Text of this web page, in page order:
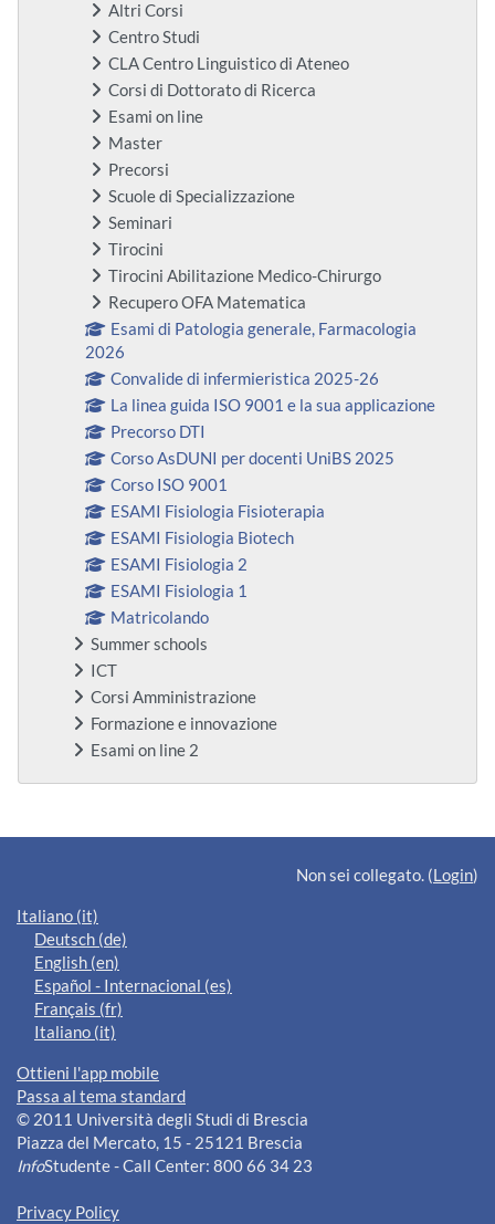
Altri Corsi
Centro Studi
CLA Centro Linguistico di Ateneo
Corsi di Dottorato di Ricerca
Esami on line
Master
Precorsi
Scuole di Specializzazione
Seminari
Tirocini
Tirocini Abilitazione Medico-Chirurgo
Recupero OFA Matematica
Esami di Patologia generale, Farmacologia
2026
Convalide di infermieristica 2025-26
La linea guida ISO 9001 e la sua applicazione
Precorso DTI
Corso AsDUNI per docenti UniBS 2025
Corso ISO 9001
ESAMI Fisiologia Fisioterapia
ESAMI Fisiologia Biotech
ESAMI Fisiologia 2
ESAMI Fisiologia 1
Matricolando
Summer schools
ICT
Corsi Amministrazione
Formazione e innovazione
Esami on line 2
Blocchi supplementari
Non sei collegato. (Login)
Italiano ‎(it)‎
Deutsch ‎(de)‎
English ‎(en)‎
Español - Internacional ‎(es)‎
Français ‎(fr)‎
Italiano ‎(it)‎
Ottieni l'app mobile
Passa al tema standard
© 2011 Università degli Studi di Brescia
Piazza del Mercato, 15 - 25121 Brescia
InfoStudente - Call Center: 800 66 34 23
Privacy Policy